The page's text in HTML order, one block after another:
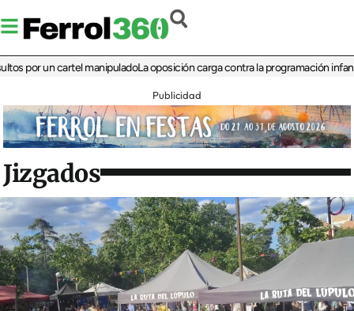
un cartel manipuladoLa oposición carga contra la programación infantil de
Publicidad
Jizgados